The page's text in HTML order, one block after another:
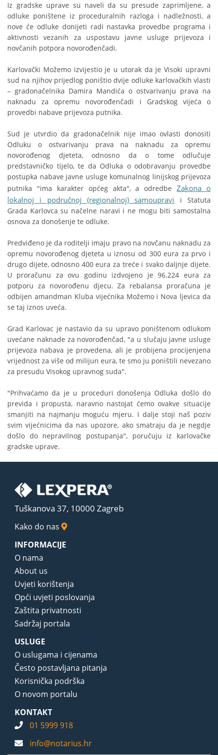
Iz gradske uprave su naveli da su presude zaprimljene, a
odluke poništene iz proceduralnih razloga i nadležnosti, a
nove će odluke donijeti radi nastavka provedbe programa i
aktivnosti vezanih za uspostavu javne usluge prijevoza i
novčanih potpora novorođenčadi.
Karlovački Možemo izvijestio je u utorak da je Visoki upravni
sud na njihov prijedlog poništio dvije odluke karlovačkih vlasti
– gradonačelnika Damira Mandića o ostvarivanju prava na
naknadu za opremu novorođenčadi i Gradskog vijeća o
provedbi nabave prijevoza putnika.
Sud je utvrdio da gradonačelnik nije imao ovlasti donositi
Odluku o ostvarivanju prava na naknadu za opremu
novorođenog djeteta, odnosno da o tome odlučuje
predstavničko tijelo, te da Odluka o odobravanju provedbe
postupka nabave javne usluge komunalnog linijskog prijevoza
putnika "ima karakter općeg akta", a odredbeZakona o
lokalnoj i područnoj (regionalnoj) samoupravi i Statuta
Grada Karlovca su načelne naravi i ne mogu biti samostalna
osnova za donošenje te odluke.
Predviđeno je da roditelji imaju pravo na novčanu naknadu za
opremu novorođenog djeteta u iznosu od 300 eura za prvo i
drugo dijete, odnosno 400 eura za treće i svako daljnje dijete.
U proračunu za ovu godinu izdvojeno je 96.224 eura za
potporu za novorođenu djecu. Za rebalansa proračuna je
odbijen amandman Kluba vijećnika Možemo i Nova ljevica da
se taj iznos uveća.
Grad Karlovac je nastavio da su upravo poništenom odlukom
uvećane naknade za novorođenčad, "a u slučaju javne usluge
prijevoza nabava je provedena, ali je probijena procijenjena
vrijednost za više od milijun eura, te smo ju poništili nevezano
za presudu Visokog upravnog suda".
"Prihvaćamo da je u proceduri donošenja Odluka došlo do
previda i propusta, naravno nastojat ćemo ovakve situacije
smanjiti na najmanju moguću mjeru. I dalje stoji naš poziv
svim vijećnicima da nas upozore, ako smatraju da je negdje
došlo do nepravilnog postupanja", poručuju iz karlovačke
gradske uprave.
Tuškanova 37, 10000 Zagreb
Kako do nas
INFORMACIJE
O nama
About us
Uvjeti korištenja
Opći uvjeti poslovanja
Zaštita privatnosti
Sadržaj portala
USLUGE
O uslugama i cijenama
Često postavljana pitanja
Korisnička podrška
O novom portalu
KONTAKT
01 5999 918
info@notarius.hr